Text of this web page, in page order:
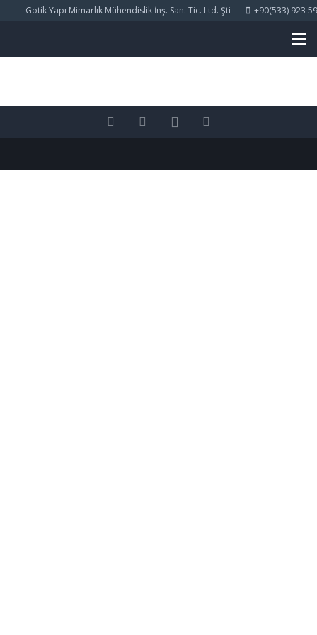
Gotik Yapı Mimarlık Mühendislik İnş. San. Tic. Ltd. Şti +90(533) 923